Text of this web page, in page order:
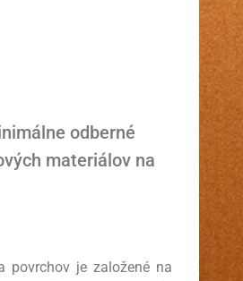
odberné
materiálov na
povrchov je založené na